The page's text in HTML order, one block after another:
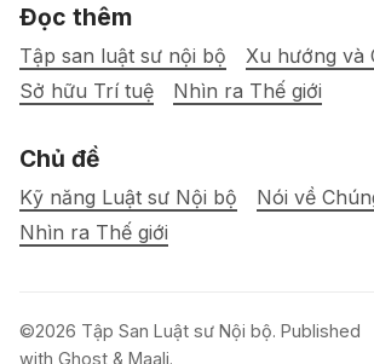
Đọc thêm
Tập san luật sư nội bộ
Xu hướng và
Sở hữu Trí tuệ
Nhìn ra Thế giới
Chủ đề
Kỹ năng Luật sư Nội bộ
Nói về
Nhìn ra Thế giới
©2026 Tập San Luật sư Nội bộ. Published
with Ghost & Maali.